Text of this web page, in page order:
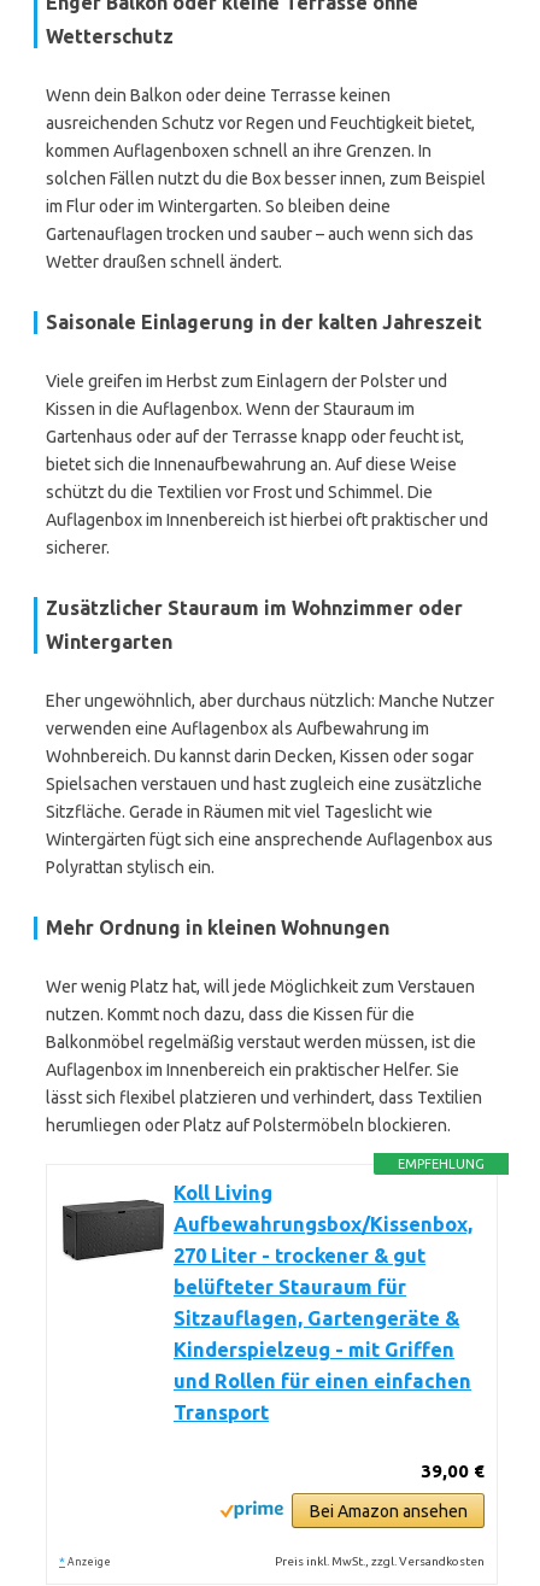
Wetterschutz
Wenn dein Balkon oder deine Terrasse keinen
ausreichenden Schutz vor Regen und Feuchtigkeit bietet,
kommen Auflagenboxen schnell an ihre Grenzen. In
solchen Fällen nutzt du die Box besser innen, zum Beispiel
im Flur oder im Wintergarten. So bleiben deine
Gartenauflagen trocken und sauber – auch wenn sich das
Wetter draußen schnell ändert.
Saisonale Einlagerung in der kalten Jahreszeit
Viele greifen im Herbst zum Einlagern der Polster und
Kissen in die Auflagenbox. Wenn der Stauraum im
Gartenhaus oder auf der Terrasse knapp oder feucht ist,
bietet sich die Innenaufbewahrung an. Auf diese Weise
schützt du die Textilien vor Frost und Schimmel. Die
Auflagenbox im Innenbereich ist hierbei oft praktischer und
sicherer.
Zusätzlicher Stauraum im Wohnzimmer oder
Wintergarten
Eher ungewöhnlich, aber durchaus nützlich: Manche Nutzer
verwenden eine Auflagenbox als Aufbewahrung im
Wohnbereich. Du kannst darin Decken, Kissen oder sogar
Spielsachen verstauen und hast zugleich eine zusätzliche
Sitzfläche. Gerade in Räumen mit viel Tageslicht wie
Wintergärten fügt sich eine ansprechende Auflagenbox aus
Polyrattan stylisch ein.
Mehr Ordnung in kleinen Wohnungen
Wer wenig Platz hat, will jede Möglichkeit zum Verstauen
nutzen. Kommt noch dazu, dass die Kissen für die
Balkonmöbel regelmäßig verstaut werden müssen, ist die
Auflagenbox im Innenbereich ein praktischer Helfer. Sie
lässt sich flexibel platzieren und verhindert, dass Textilien
herumliegen oder Platz auf Polstermöbeln blockieren.
EMPFEHLUNG
Koll Living
Aufbewahrungsbox/Kissenbox,
270 Liter - trockener & gut
belüfteter Stauraum für
Sitzauflagen, Gartengeräte &
Kinderspielzeug - mit Griffen
und Rollen für einen einfachen
Transport
39,00 €
Bei Amazon ansehen
* Anzeige Preis inkl. MwSt., zzgl. Versandkosten